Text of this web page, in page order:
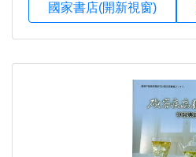
國家書店(開新視窗)